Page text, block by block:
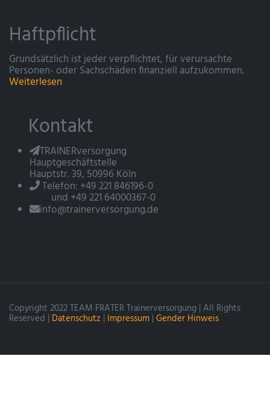
Haftpflicht
Grundsätzlich ist jeder verpflichtet, für verursachte
Personen- oder Sachschäden finanziell aufzukommen.
Weiterlesen
Kontakt
TRAINERversorgung
Hauptgeschäftstelle
Hauptstr. 39, 50996 Köln
Telefon: +49 221 846196-0
und +49 221 64000367-0
info@trainerversorgung.de
Copyright 2022 TEAM FRATER Trainerversorgung | All Rights
Reserved | Datenschutz | Impressum | Gender Hinweis